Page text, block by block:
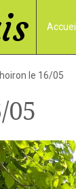
Accueil
le 16/05